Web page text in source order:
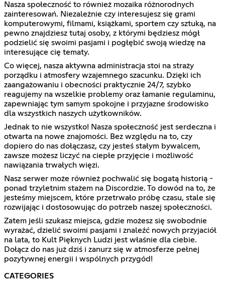
Nasza społeczność to również mozaika różnorodnych
zainteresowań. Niezależnie czy interesujesz się grami
komputerowymi, filmami, książkami, sportem czy sztuką, na
pewno znajdziesz tutaj osoby, z którymi będziesz mógł
podzielić się swoimi pasjami i pogłębić swoją wiedzę na
interesujące cię tematy.
Co więcej, nasza aktywna administracja stoi na straży
porządku i atmosfery wzajemnego szacunku. Dzięki ich
zaangażowaniu i obecności praktycznie 24/7, szybko
reagujemy na wszelkie problemy oraz łamanie regulaminu,
zapewniając tym samym spokojne i przyjazne środowisko
dla wszystkich naszych użytkowników.
Jednak to nie wszystko! Nasza społeczność jest serdeczna i
otwarta na nowe znajomości. Bez względu na to, czy
dopiero do nas dołączasz, czy jesteś stałym bywalcem,
zawsze możesz liczyć na ciepłe przyjęcie i możliwość
nawiązania trwałych więzi.
Nasz serwer może również pochwalić się bogatą historią -
ponad trzyletnim stażem na Discordzie. To dowód na to, że
jesteśmy miejscem, które przetrwało próbę czasu, stale się
rozwijając i dostosowując do potrzeb naszej społeczności.
Zatem jeśli szukasz miejsca, gdzie możesz się swobodnie
wyrażać, dzielić swoimi pasjami i znaleźć nowych przyjaciół
na lata, to Kult Pięknych Ludzi jest właśnie dla ciebie.
Dołącz do nas już dziś i zanurz się w atmosferze pełnej
pozytywnej energii i wspólnych przygód!
CATEGORIES